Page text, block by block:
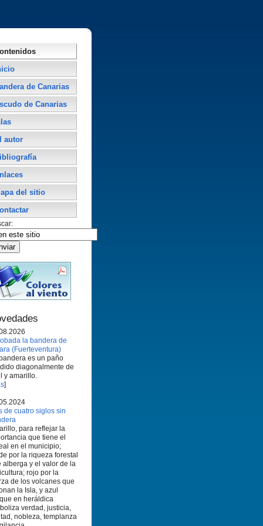
de Canarias
de Canarias
autor
del sitio
la bandera de
(Fuerteventura)
es un paño
diagonalmente de
y amarillo.
]
de cuatro siglos sin
para reflejar la
que tiene el
en el municipio;
por la riqueza forestal
alberga y el valor de la
rojo por la
de los volcanes que
la Isla, y azul
en heráldica
verdad, justicia,
nobleza, templanza